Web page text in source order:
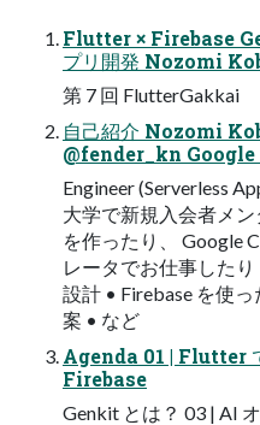
Flutter × Firebase
プリ開発 Nozomi
第 7 回 FlutterGakkai
自己紹介 Nozomi
@fender_kn
Engineer (Serverless
大学で新規入会者メ
を作ったり、 Google
レータでお仕事した
設計 • Firebase を使
案 • など
Agenda 01 | Flutter
Firebase
Genkit とは？ 03 | AI